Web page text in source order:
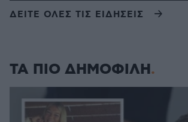
ΔΕΙΤΕ ΟΛΕΣ ΤΙΣ ΕΙΔΗΣΕΙΣ
ΤΑ ΠΙΟ ΔΗΜΟΦΙΛΗ